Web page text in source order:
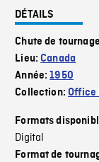
DÉTAILS
Chute de
Lieu:Canada
Année:1950
Collection:Office
Formats
Digital
Format de